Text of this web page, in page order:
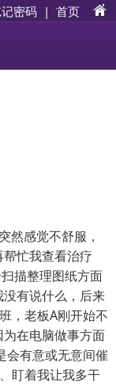
密码 | 首页
然感觉不舒服，
忙我查看治疗
描整理图纸方面
有说什么，后来
，老板A刚开始不
在电脑做事方面
会有意或无意间催
盯着我让我多干